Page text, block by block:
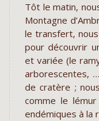
Tôt le matin,
Montagne
le transfert,
pour découvrir
et variée (le
arborescentes,
de cratère ;
comme le
endémiques à la